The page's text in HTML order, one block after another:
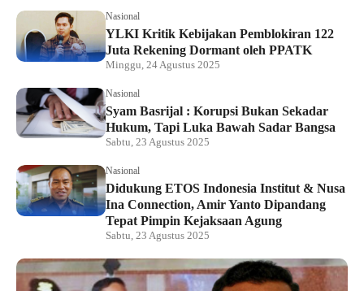
Nasional
YLKI Kritik Kebijakan Pemblokiran 122
Juta Rekening Dormant oleh PPATK
Minggu, 24 Agustus 2025
Nasional
Syam Basrijal : Korupsi Bukan Sekadar
Hukum, Tapi Luka Bawah Sadar Bangsa
Sabtu, 23 Agustus 2025
Nasional
Didukung ETOS Indonesia Institut & Nusa
Ina Connection, Amir Yanto Dipandang
Tepat Pimpin Kejaksaan Agung
Sabtu, 23 Agustus 2025